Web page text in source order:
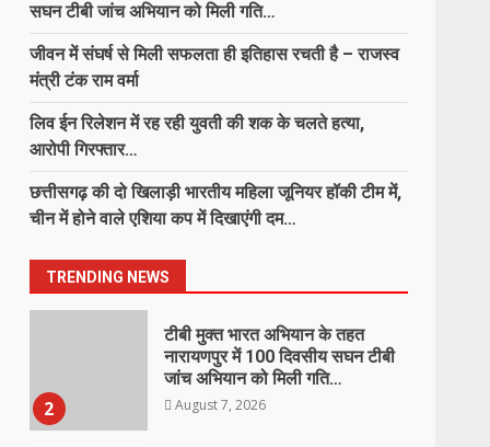
सघन टीबी जांच अभियान को मिली गति…
जीवन में संघर्ष से मिली सफलता ही इतिहास रचती है – राजस्व
मंत्री टंक राम वर्मा
लिव ईन रिलेशन में रह रही युवती की शक के चलते हत्या,
आरोपी गिरफ्तार…
छत्तीसगढ़ की दो खिलाड़ी भारतीय महिला जूनियर हॉकी टीम में,
चीन में होने वाले एशिया कप में दिखाएंगी दम…
TRENDING NEWS
7
शासन की जनकल्याणकारी योजनाओं का
लाभ : मुख्यमंत्री विष्णुदेव साय
1
चार छात्राओं का संभाग स्तरीय कबड्डी
प्रतियोगिता के लिए चयन, पोर्टा केबिन
आवासीय विद्यालय देवगांव ने बढ़ाया जिले
2
टीबी मुक्त भारत अभियान के तहत
नारायणपुर में 100 दिवसीय सघन टीबी
जांच अभियान को मिली गति…
August 7, 2026